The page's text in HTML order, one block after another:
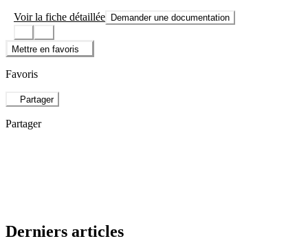
Voir la fiche détaillée Demander une documentation
Mettre en favoris
Favoris
Partager
Partager
Derniers articles